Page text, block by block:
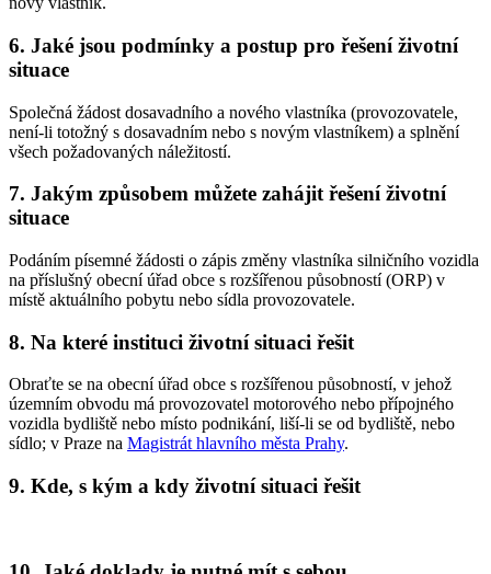
6. Jaké jsou podmínky a postup pro řešení životní
situace
Společná žádost dosavadního a nového vlastníka (provozovatele,
není-li totožný s dosavadním nebo s novým vlastníkem) a splnění
všech požadovaných náležitostí.
7. Jakým způsobem můžete zahájit řešení životní
situace
Podáním písemné žádosti o zápis změny vlastníka silničního vozidla
na příslušný obecní úřad obce s rozšířenou působností (ORP) v
místě aktuálního pobytu nebo sídla provozovatele.
8. Na které instituci životní situaci řešit
Obraťte se na obecní úřad obce s rozšířenou působností, v jehož
územním obvodu má provozovatel motorového nebo přípojného
vozidla bydliště nebo místo podnikání, liší-li se od bydliště, nebo
sídlo; v Praze na Magistrát hlavního města Prahy.
9. Kde, s kým a kdy životní situaci řešit